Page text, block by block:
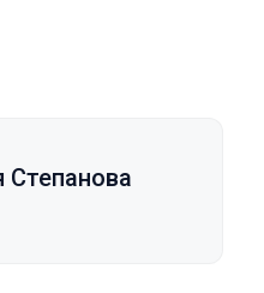
Степанова